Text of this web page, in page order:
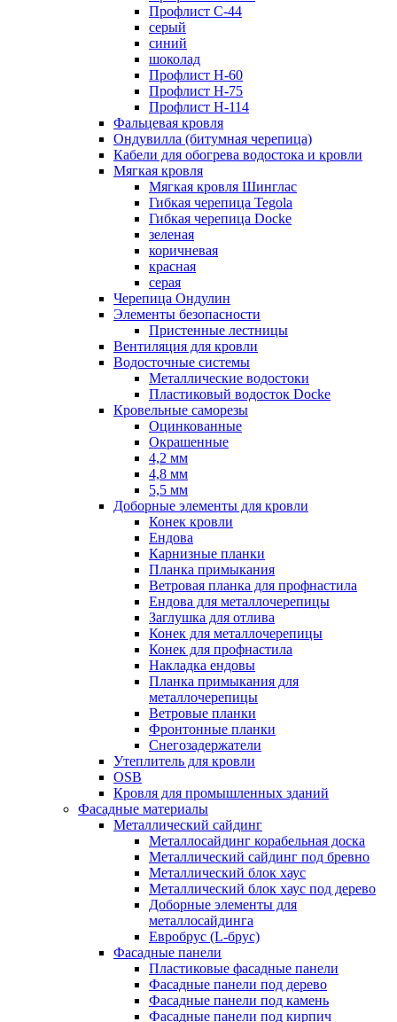
Профлист С-44
серый
синий
шоколад
Профлист Н-60
Профлист Н-75
Профлист H-114
Фальцевая кровля
Ондувилла (битумная черепица)
Кабели для обогрева водостока и кровли
Мягкая кровля
Мягкая кровля Шинглас
Гибкая черепица Tegola
Гибкая черепица Docke
зеленая
коричневая
красная
серая
Черепица Ондулин
Элементы безопасности
Пристенные лестницы
Вентиляция для кровли
Водосточные системы
Металлические водостоки
Пластиковый водосток Docke
Кровельные саморезы
Оцинкованные
Окрашенные
4,2 мм
4,8 мм
5,5 мм
Доборные элементы для кровли
Конек кровли
Ендова
Карнизные планки
Планка примыкания
Ветровая планка для профнастила
Ендова для металлочерепицы
Заглушка для отлива
Конек для металлочерепицы
Конек для профнастила
Накладка ендовы
Планка примыкания для
металлочерепицы
Ветровые планки
Фронтонные планки
Снегозадержатели
Утеплитель для кровли
OSB
Кровля для промышленных зданий
Фасадные материалы
Металлический сайдинг
Металлосайдинг корабельная доска
Металлический сайдинг под бревно
Металлический блок хаус
Металлический блок хаус под дерево
Доборные элементы для
металлосайдинга
Евробрус (L-брус)
Фасадные панели
Пластиковые фасадные панели
Фасадные панели под дерево
Фасадные панели под камень
Фасадные панели под кирпич